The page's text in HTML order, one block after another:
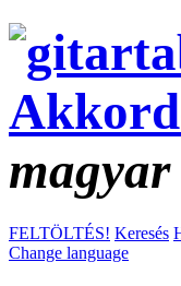
FELTÖLTÉS! Keresés
Change language